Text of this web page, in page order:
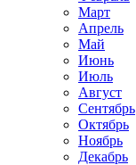
Март
Апрель
Май
Июнь
Июль
Август
Сентябрь
Октябрь
Ноябрь
Декабрь